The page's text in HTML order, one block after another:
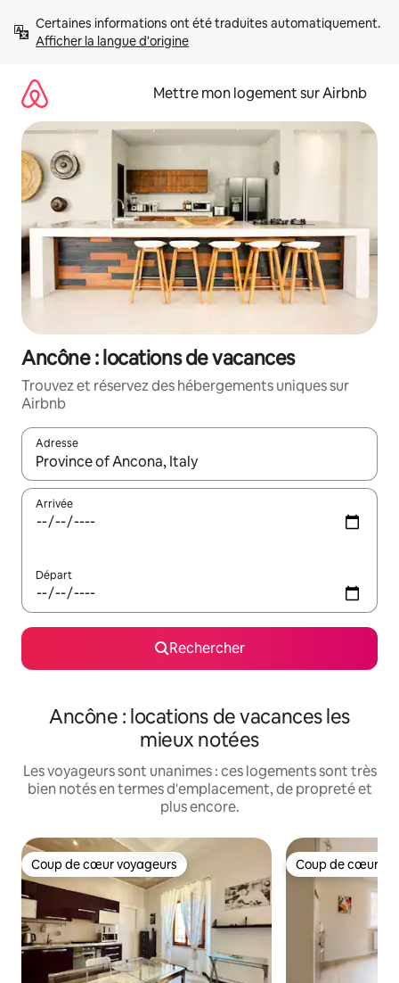
directement
Afficher la langue d'origine
Mettre mon logement sur Airbnb
Ancône : locations de vacances
Trouvez et réservez des hébergements uniques sur
Airbnb
Adresse
Lorsque les résultats s'affichent, utilisez les flèches vers le
Arrivée
Départ
Rechercher
Ancône : locations de vacances les
mieux notées
Les voyageurs sont unanimes : ces logements sont très
bien notés en termes d'emplacement, de propreté et
plus encore.
Coup de cœur voyageurs
Coup de cœur voyageurs Coup de cœur
Coup de cœur